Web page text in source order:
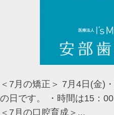
＜7月の矯正＞ 7月4日(金)
の日です。 ・時間は15：
＜7月の口腔育成＞...